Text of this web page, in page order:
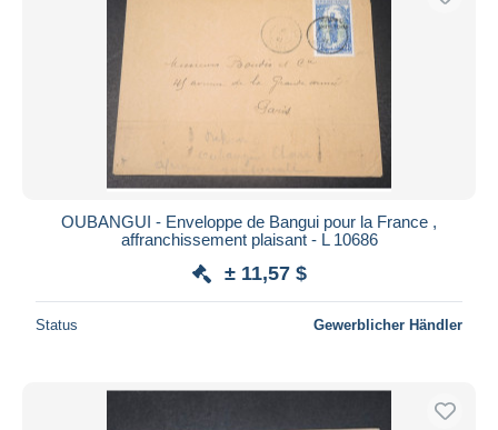
OUBANGUI - Enveloppe de Bangui pour la France ,
affranchissement plaisant - L 10686
± 11,57 $
Status Gewerblicher Händler